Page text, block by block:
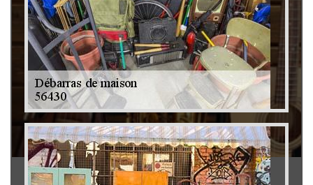
Rachat instrument de musique 79